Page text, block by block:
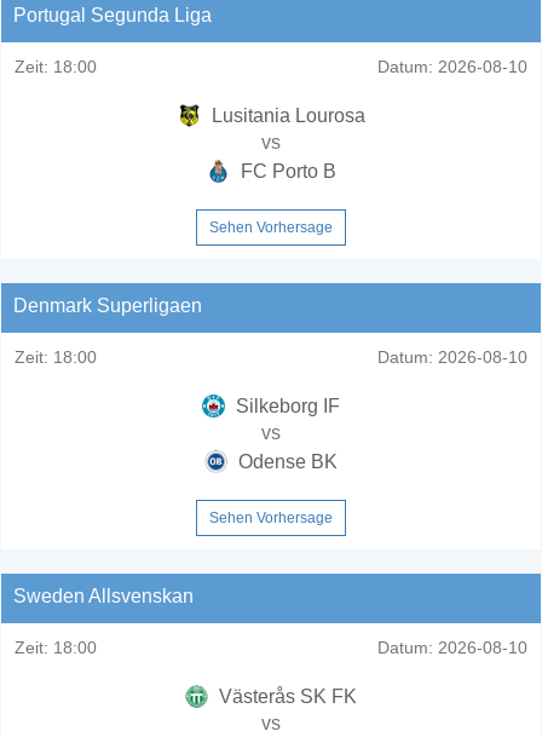
Portugal Segunda Liga
Zeit: 18:00 Datum: 2026-08-10
Lusitania Lourosa
vs
FC Porto B
Sehen Vorhersage
Denmark Superligaen
Zeit: 18:00 Datum: 2026-08-10
Silkeborg IF
vs
Odense BK
Sehen Vorhersage
Sweden Allsvenskan
Zeit: 18:00 Datum: 2026-08-10
Västerås SK FK
vs